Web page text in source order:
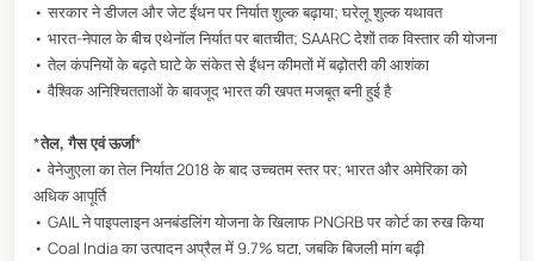
• सरकार ने डीजल और जेट ईंधन पर निर्यात शुल्क बढ़ाया; घरेलू शुल्क यथावत
• भारत-नेपाल के बीच एथेनॉल निर्यात पर बातचीत; SAARC देशों तक विस्तार की योजना
• तेल कंपनियों के बढ़ते घाटे के संकेत से ईंधन कीमतों में बढ़ोतरी की आशंका
• वैश्विक अनिश्चितताओं के बावजूद भारत की खपत मजबूत बनी हुई है
*तेल, गैस एवं ऊर्जा*
• वेनेजुएला का तेल निर्यात 2018 के बाद उच्चतम स्तर पर; भारत और अमेरिका को
अधिक आपूर्ति
• GAIL ने पाइपलाइन अनबंडलिंग योजना के खिलाफ PNGRB पर कोर्ट का रुख किया
• Coal India का उत्पादन अप्रैल में 9.7% घटा, जबकि बिजली मांग बढ़ी